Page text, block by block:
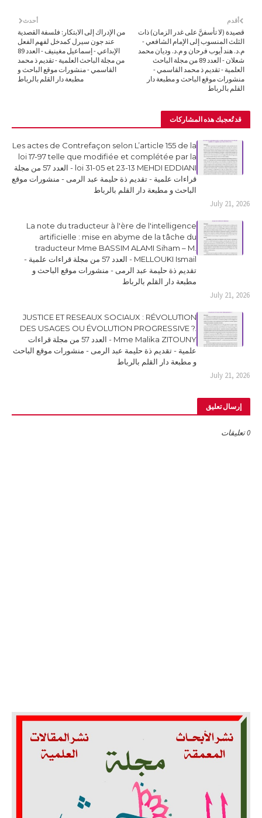
أحدث
من الإدراك إلى الابتكار: فلسفة القصدية
عند جون سيرل كمدخل لفهم الفعل
الإبداعي - إسماعيل مغينيف - العدد 89
من مجلة الباحث العلمية - تقديم ذ محمد
القاسمي - منشورات موقع الباحث و
مطبعة دار القلم بالرباط
أقدم
قصيدة (لا تأسفنَّ على غدر الزمان) ذات
الثلث المنسوب إلى الإمام الشافعي -
م.د. هند أيوب فرحان و م.د. وديان محمد
شعلان - العدد 89 من مجلة الباحث
العلمية - تقديم ذ محمد القاسمي -
منشورات موقع الباحث و مطبعة دار
القلم بالرباط
قد تُعجبك هذه المشاركات
Les actes de Contrefaçon selon L’article 155 de la
loi 17-97 telle que modifiée et complétée par la
loi 31-05 et 23-13 MEHDI EDDIANI - العدد 57 من مجلة
قراءات علمية - تقديم ذة حليمة عبد الرمى - منشورات موقع
الباحث و مطبعة دار القلم بالرباط
July 21, 2026
La note du traducteur à l'ère de l'intelligence
artificielle : mise en abyme de la tâche du
traducteur Mme BASSIM ALAMI Siham – M.
MELLOUKI Ismail - العدد 57 من مجلة قراءات علمية -
تقديم ذة حليمة عبد الرمى - منشورات موقع الباحث و
مطبعة دار القلم بالرباط
July 21, 2026
JUSTICE ET RESEAUX SOCIAUX : RÉVOLUTION
DES USAGES OU ÉVOLUTION PROGRESSIVE ?.
Mme Malika ZITOUNY - العدد 57 من مجلة قراءات
علمية - تقديم ذة حليمة عبد الرمى - منشورات موقع الباحث
و مطبعة دار القلم بالرباط
July 21, 2026
إرسال تعليق
0 تعليقات